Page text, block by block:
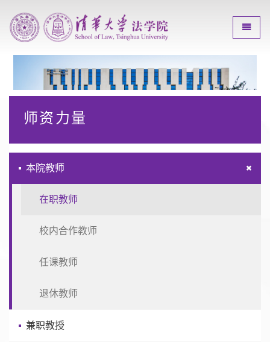
师资力量
本院教师
在职教师
校内合作教师
任课教师
退休教师
兼职教授